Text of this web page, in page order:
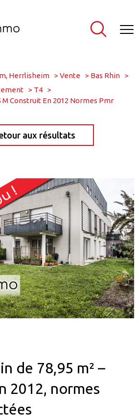
Herrlisheim Vente
Bas Rhin
T4
M Construit En 2012 Normes Pmr
aux résultats
de 78,95 m² –
2012, normes